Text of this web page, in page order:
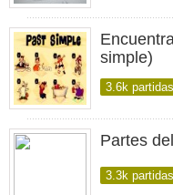
simple)
3.6k partidas
Partes
3.3k partidas